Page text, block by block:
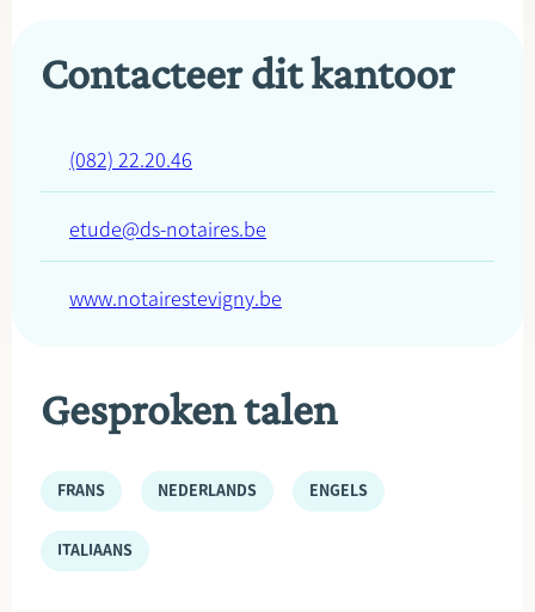
Contacteer dit kantoor
(082) 22.20.46
etude@ds-notaires.be
www.notairestevigny.be
Gesproken talen
FRANS NEDERLANDS ENGELS
ITALIAANS